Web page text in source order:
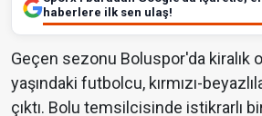
haberlere ilk sen ulaş!
Geçen sezonu Boluspor'da kiralık
yaşındaki futbolcu, kırmızı-
çıktı. Bolu temsilcisinde istikrarlı